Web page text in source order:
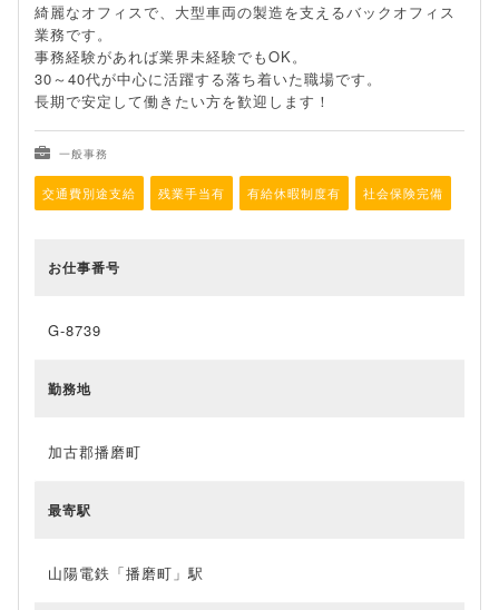
綺麗なオフィスで、大型車両の製造を支えるバックオフィス
業務です。
事務経験があれば業界未経験でもOK。
30～40代が中心に活躍する落ち着いた職場です。
長期で安定して働きたい方を歓迎します！
一般事務
交通費別途支給 残業手当有 有給休暇制度有 社会保険完備
お仕事番号
G-8739
勤務地
加古郡播磨町
最寄駅
山陽電鉄「播磨町」駅